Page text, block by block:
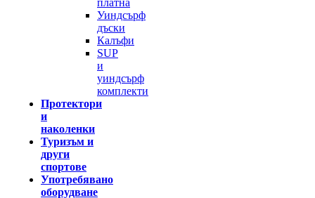
платна
Уиндсърф
дъски
Калъфи
SUP
и
уиндсърф
комплекти
Протектори
и
наколенки
Туризъм и
други
спортове
Употребявано
оборудване